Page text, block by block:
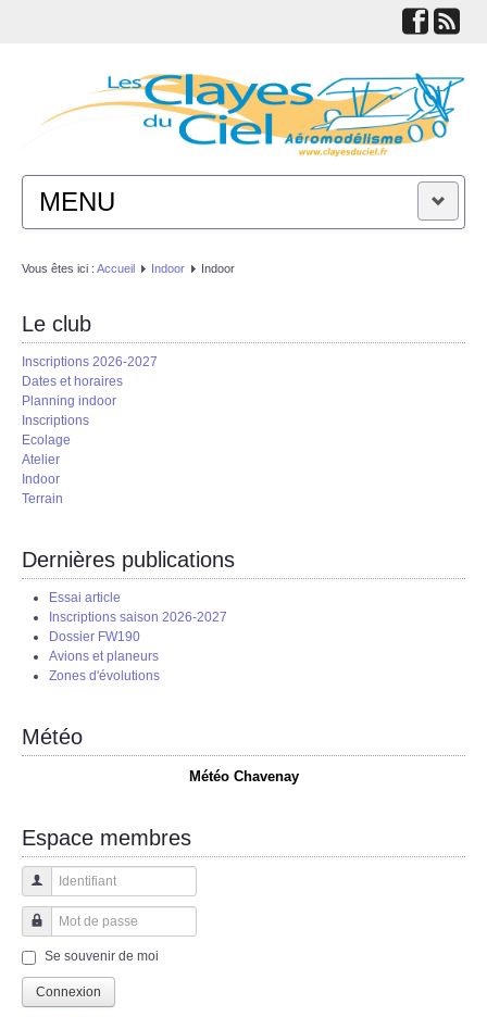
MENU
ACTUALITÉS
LE CLUB
TECHNIQUES
LIENS
Vous êtes ici : Accueil Indoor Indoor
Le club
Inscriptions 2026-2027
Dates et horaires
Planning indoor
Inscriptions
Ecolage
Atelier
Indoor
Terrain
Dernières publications
Essai article
Inscriptions saison 2026-2027
Dossier FW190
Avions et planeurs
Zones d'évolutions
Météo
Météo Chavenay
Espace membres
Identifiant
Mot de passe
Se souvenir de moi
Connexion